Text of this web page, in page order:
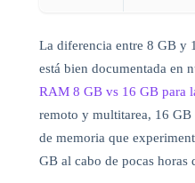
La diferencia entre 8 GB y
está bien documentada en
RAM 8 GB vs 16 GB para
remoto y multitarea, 16
de memoria que
GB al cabo de pocas horas